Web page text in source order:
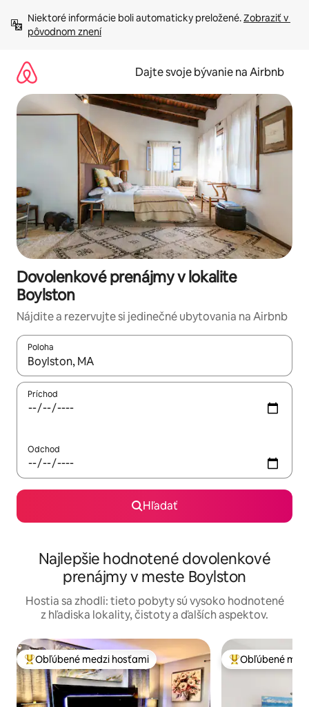
obsah.
Niektoré informácie boli automaticky preložené. Zobraziť v
pôvodnom znení
Dajte svoje bývanie na Airbnb
Dovolenkové prenájmy v lokalite
Boylston
Nájdite a rezervujte si jedinečné ubytovania na Airbnb
Poloha
Keď budú výsledky k dispozícii, môžete si ich prechádzať
Príchod
Odchod
Hľadať
Najlepšie hodnotené dovolenkové
prenájmy v meste Boylston
Hostia sa zhodli: tieto pobyty sú vysoko hodnotené
z hľadiska lokality, čistoty a ďalších aspektov.
Najobľúbenejšie medzi hosťami
Obľúbené medzi hosťami Najobľúbenejšie
Obľúbené